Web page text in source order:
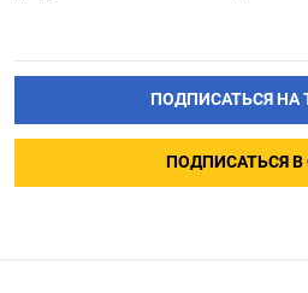
ПОДПИСАТЬСЯ НА
ПОДПИСАТЬСЯ В